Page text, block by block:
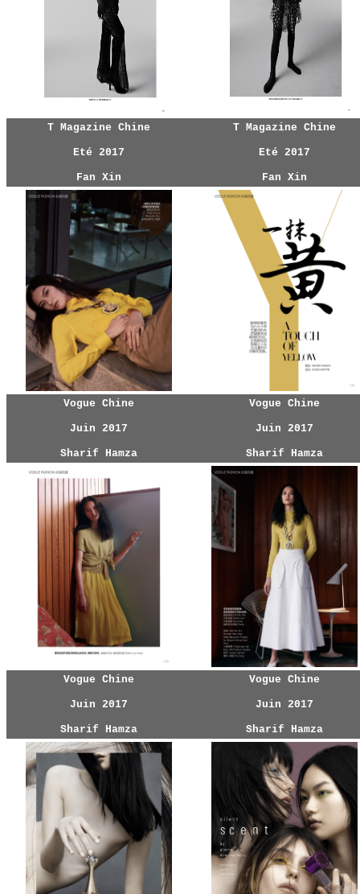
T Magazine Chine
Eté 2017
Fan Xin
T Magazine Chine
Eté 2017
Fan Xin
Vogue Chine
Juin 2017
Sharif Hamza
Vogue Chine
Juin 2017
Sharif Hamza
Vogue Chine
Juin 2017
Sharif Hamza
Vogue Chine
Juin 2017
Sharif Hamza